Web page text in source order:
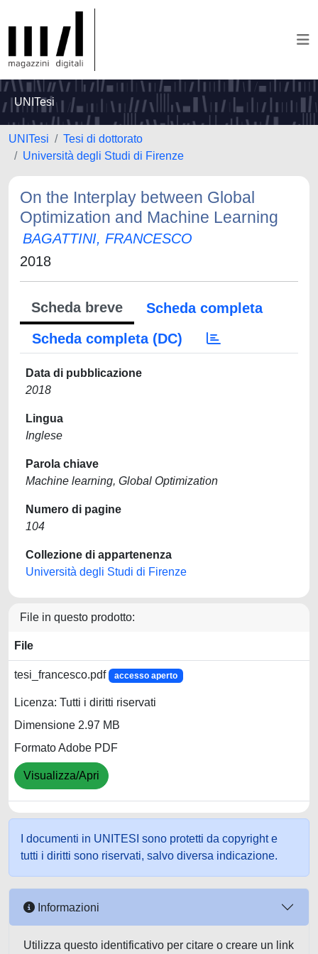
UNITesi
UNITesi
Tesi di dottorato
Università degli Studi di Firenze
On the Interplay between Global
Optimization and Machine Learning
BAGATTINI, FRANCESCO
2018
Scheda breve
Scheda completa
Scheda completa (DC)
Data di pubblicazione
2018
Lingua
Inglese
Parola chiave
Machine learning, Global Optimization
Numero di pagine
104
Collezione di appartenenza
Università degli Studi di Firenze
File in questo prodotto:
File
tesi_francesco.pdf accesso aperto
Licenza: Tutti i diritti riservati
Dimensione 2.97 MB
Formato Adobe PDF
Visualizza/Apri
I documenti in UNITESI sono protetti da copyright e
tutti i diritti sono riservati, salvo diversa indicazione.
Informazioni
Utilizza questo identificativo per citare o creare un link